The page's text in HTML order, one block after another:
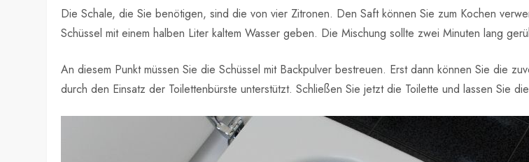
Die Schale, die Sie benötigen, sind die von vier Zitronen. Den Saft können Sie zum Kochen
Schüssel mit einem halben Liter kaltem Wasser geben. Die Mischung sollte zwei Minuten lang
An diesem Punkt müssen Sie die Schüssel mit Backpulver bestreuen. Erst dann können Sie die
durch den Einsatz der Toilettenbürste unterstützt. Schließen Sie jetzt die Toilette und lassen Sie